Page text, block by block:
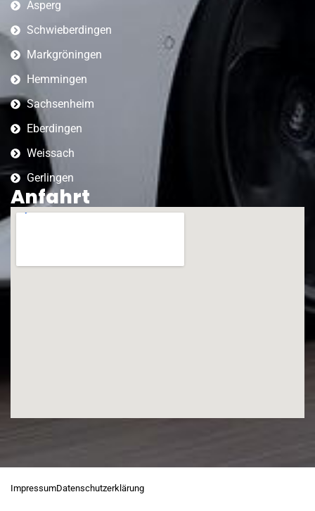
Asperg
Schwieberdingen
Markgröningen
Hemmingen
Sachsenheim
Eberdingen
Weissach
Gerlingen
Anfahrt
ImpressumDatenschutzerklärung